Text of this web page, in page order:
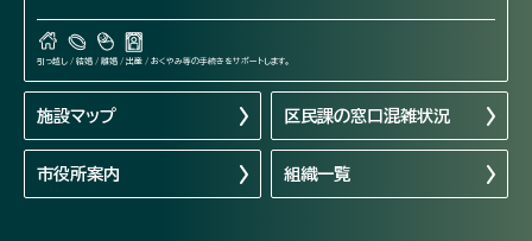
引っ越し / 結婚 / 離婚 / 出産 / おくやみ等の手続きをサポートします。
施設マップ 区民課の窓口混雑状況
市役所案内 組織一覧